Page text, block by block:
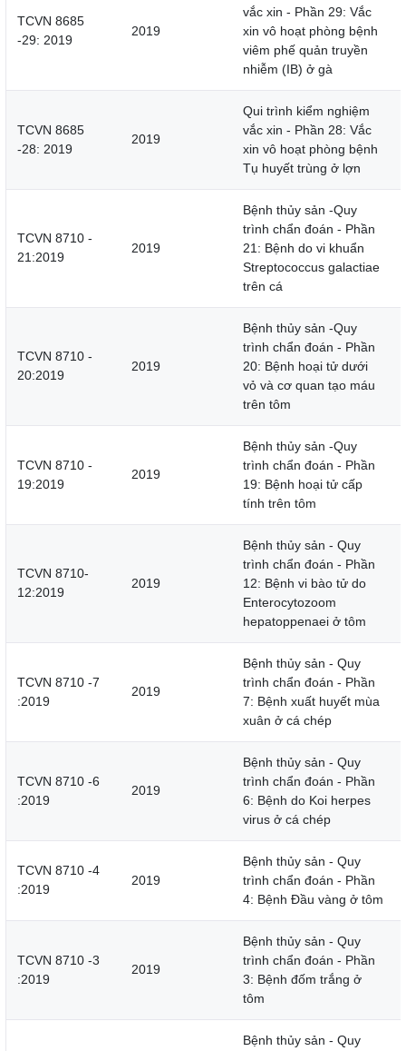
TCVN 8685
-29: 2019
2019
vắc xin - Phần 29: Vắc
xin vô hoạt phòng bệnh
viêm phế quản truyền
nhiễm (IB) ở gà
TCVN 8685
-28: 2019
2019
Qui trình kiểm nghiệm
vắc xin - Phần 28: Vắc
xin vô hoạt phòng bệnh
Tụ huyết trùng ở lợn
TCVN 8710 -
21:2019
2019
Bệnh thủy sản -Quy
trình chẩn đoán - Phần
21: Bệnh do vi khuẩn
Streptococcus galactiae
trên cá
TCVN 8710 -
20:2019
2019
Bệnh thủy sản -Quy
trình chẩn đoán - Phần
20: Bệnh hoại tử dưới
vỏ và cơ quan tạo máu
trên tôm
TCVN 8710 -
19:2019
2019
Bệnh thủy sản -Quy
trình chẩn đoán - Phần
19: Bệnh hoại tử cấp
tính trên tôm
TCVN 8710-
12:2019
2019
Bệnh thủy sản - Quy
trình chẩn đoán - Phần
12: Bệnh vi bào tử do
Enterocytozoom
hepatoppenaei ở tôm
TCVN 8710 -7
:2019
2019
Bệnh thủy sản - Quy
trình chẩn đoán - Phần
7: Bệnh xuất huyết mùa
xuân ở cá chép
TCVN 8710 -6
:2019
2019
Bệnh thủy sản - Quy
trình chẩn đoán - Phần
6: Bệnh do Koi herpes
virus ở cá chép
TCVN 8710 -4
:2019
2019
Bệnh thủy sản - Quy
trình chẩn đoán - Phần
4: Bệnh Đầu vàng ở tôm
TCVN 8710 -3
:2019
2019
Bệnh thủy sản - Quy
trình chẩn đoán - Phần
3: Bệnh đốm trắng ở
tôm
Bệnh thủy sản - Quy